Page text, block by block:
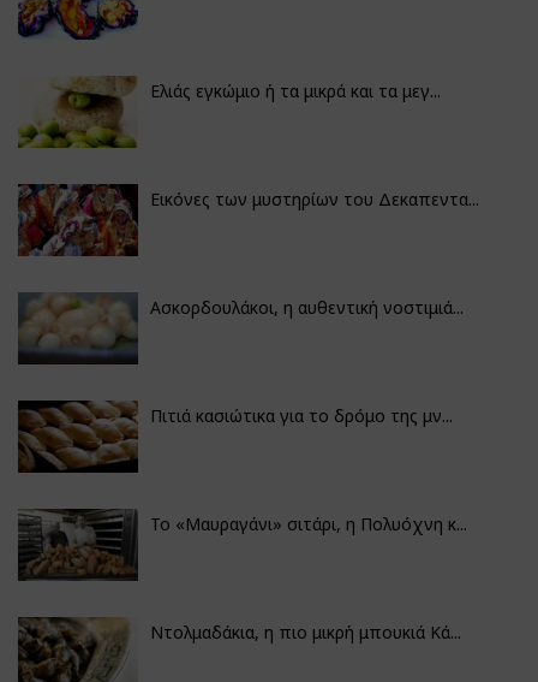
Ελιάς εγκώμιο ή τα μικρά και τα μεγ...
Εικόνες των μυστηρίων του Δεκαπεντα...
Ασκορδουλάκοι, η αυθεντική νοστιμιά...
Πιτιά κασιώτικα για το δρόμο της μν...
Το «Μαυραγάνι» σιτάρι, η Πολυόχνη κ...
Ντολμαδάκια, η πιο μικρή μπουκιά Κά...